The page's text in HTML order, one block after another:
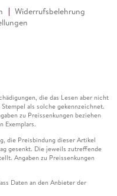
Widerrufsbelehrung
die das Lesen aber nicht
als solche gekennzeichnet.
zu Preissenkungen beziehen
Exemplars.
die Preisbindung dieser Artikel
gesenkt. Die jeweils zutreffende
Angaben zu Preissenkungen
Daten an den Anbieter der